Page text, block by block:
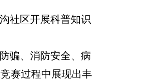
社区开展科普知识
骗、消防安全、病
赛过程中展现出丰